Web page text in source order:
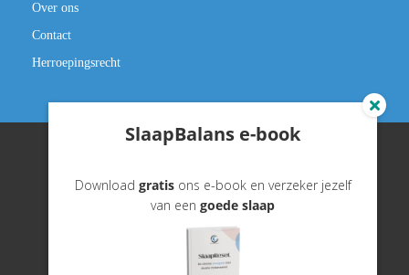
Over ons
Contact
Herroepingsrecht
©️ slaapbalans.nl
SlaapBalans e-book
Download gratisons e-book en verzeker jezelf
van een goede slaap